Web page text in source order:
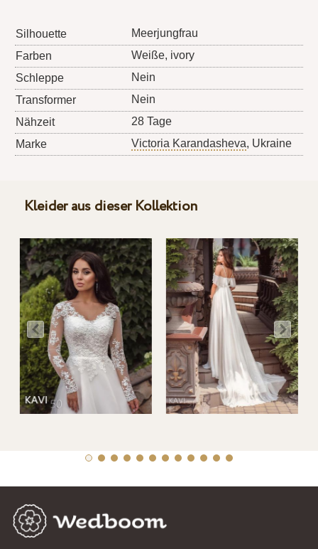
Silhouette
Meerjungfrau
Farben
Weiße, ivory
Schleppe
Nein
Transformer
Nein
Nähzeit
28 Tage
Marke
Victoria Karandasheva, Ukraine
Kleider aus dieser Kollektion